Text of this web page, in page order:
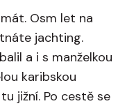
Osm let na
jachting.
a i s manželkou
karibskou
jižní. Po cestě se